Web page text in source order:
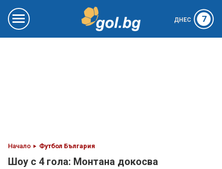
ДНЕС 7
Начало Футбол България
Шоу с 4 гола: Монтана докосва